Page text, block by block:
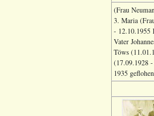
(Frau
3. Maria
- 12.10.1955
Vater
Töws
(17.09.1928
1935